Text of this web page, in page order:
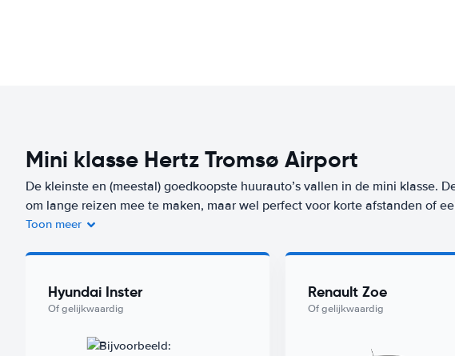
Mini klasse Hertz Tromsø Airport
De kleinste en (meestal) goedkoopste huurauto’s vallen in de mini klasse.
om lange reizen mee te maken, maar wel perfect voor korte afstanden of
Airport) vanaf per dag. Zorgeloos op reis? Kies dan voor ons Worry-Free
deze klasse met Worry-Free label huur je vanaf
/dag bij Hertz.
Toon meer
Hyundai Inster
Of gelijkwaardig
Renault Zoe
Of gelijkwaardig